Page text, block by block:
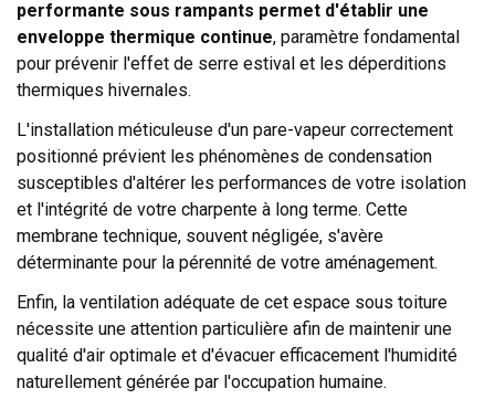
performante sous rampants permet d'établir une
enveloppe thermique continue, paramètre fondamental
pour prévenir l'effet de serre estival et les déperditions
thermiques hivernales.
L'installation méticuleuse d'un pare-vapeur correctement
positionné prévient les phénomènes de condensation
susceptibles d'altérer les performances de votre isolation
et l'intégrité de votre charpente à long terme. Cette
membrane technique, souvent négligée, s'avère
déterminante pour la pérennité de votre aménagement.
Enfin, la ventilation adéquate de cet espace sous toiture
nécessite une attention particulière afin de maintenir une
qualité d'air optimale et d'évacuer efficacement l'humidité
naturellement générée par l'occupation humaine.